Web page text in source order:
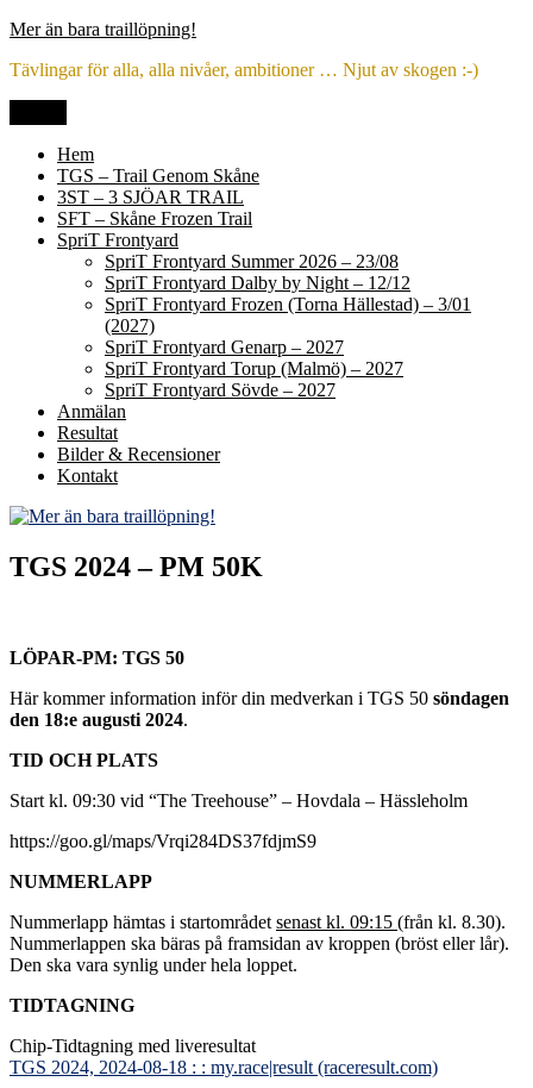
Hoppa
innehåll
Mer än bara traillöpning!
Tävlingar för alla, alla nivåer, ambitioner … Njut av skogen :-)
Hem
TGS – Trail Genom Skåne
3ST – 3 SJÖAR TRAIL
SFT – Skåne Frozen Trail
SpriT Frontyard
SpriT Frontyard Summer 2026 – 23/08
SpriT Frontyard Dalby by Night – 12/12
SpriT Frontyard Frozen (Torna Hällestad) – 3/01
(2027)
SpriT Frontyard Genarp – 2027
SpriT Frontyard Torup (Malmö) – 2027
SpriT Frontyard Sövde – 2027
Anmälan
Resultat
Bilder & Recensioner
Kontakt
TGS 2024 – PM 50K
LÖPAR-PM: TGS 50
Här kommer information inför din medverkan i TGS 50 söndagen
den 18:e augusti 2024.
TID OCH PLATS
Start kl. 09:30 vid “The Treehouse” – Hovdala – Hässleholm
https://goo.gl/maps/Vrqi284DS37fdjmS9
NUMMERLAPP
Nummerlapp hämtas i startområdet senast kl. 09:15 (från kl. 8.30).
Nummerlappen ska bäras på framsidan av kroppen (bröst eller lår).
Den ska vara synlig under hela loppet.
TIDTAGNING
Chip-Tidtagning med liveresultat
TGS 2024, 2024-08-18 : : my.race|result (raceresult.com)